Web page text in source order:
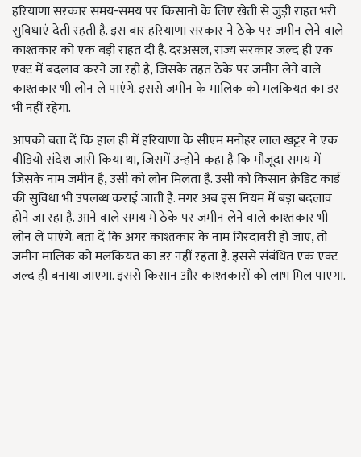
हरियाणा सरकार समय-समय पर किसानों के लिए खेती से जुड़ी राहत भरी
सुविधाएं देती रहती है. इस बार हरियाणा सरकार ने ठेके पर जमीन लेने वाले
काश्तकार को एक बड़ी राहत दी है. दरअसल, राज्य सरकार जल्द ही एक
एक्ट में बदलाव करने जा रही है, जिसके तहत ठेके पर जमीन लेने वाले
काश्तकार भी लोन ले पाएंगे. इससे जमीन के मालिक को मलकियत का डर
भी नहीं रहेगा.
आपको बता दें कि हाल ही में हरियाणा के सीएम मनोहर लाल खट्टर ने एक
वीडियो संदेश जारी किया था, जिसमें उन्होंने कहा है कि मौजूदा समय में
जिसके नाम जमीन है, उसी को लोन मिलता है. उसी को किसान क्रेडिट कार्ड
की सुविधा भी उपलब्ध कराई जाती है. मगर अब इस नियम में बड़ा बदलाव
होने जा रहा है. आने वाले समय में ठेके पर जमीन लेने वाले काश्तकार भी
लोन ले पाएंगे. बता दें कि अगर काश्तकार के नाम गिरदावरी हो जाए, तो
जमीन मालिक को मलकियत का डर नहीं रहता है. इससे संबंधित एक एक्ट
जल्द ही बनाया जाएगा. इससे किसान और काश्तकारों को लाभ मिल पाएगा.